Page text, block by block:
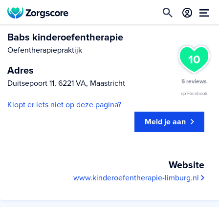
10
5 reviews
op Facebook
Babs kinderoefentherapie
Oefentherapiepraktijk
Adres
Duitsepoort 11, 6221 VA, Maastricht
Klopt er iets niet op deze pagina?
Meld je aan
Website
www.kinderoefentherapie-limburg.nl